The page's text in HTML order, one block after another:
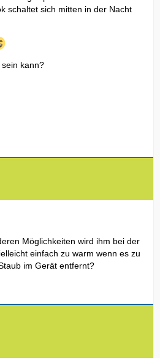
schaltet sich mitten in der Nacht
kann?
Möglichkeiten wird ihm bei der
einfach zu warm wenn es zu
im Gerät entfernt?